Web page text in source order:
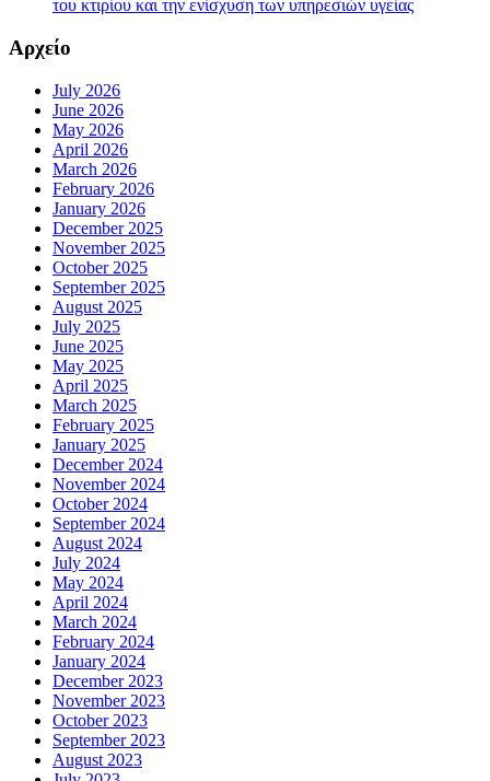
του κτιρίου και την ενίσχυση των υπηρεσιών υγείας
Αρχείο
July 2026
June 2026
May 2026
April 2026
March 2026
February 2026
January 2026
December 2025
November 2025
October 2025
September 2025
August 2025
July 2025
June 2025
May 2025
April 2025
March 2025
February 2025
January 2025
December 2024
November 2024
October 2024
September 2024
August 2024
July 2024
May 2024
April 2024
March 2024
February 2024
January 2024
December 2023
November 2023
October 2023
September 2023
August 2023